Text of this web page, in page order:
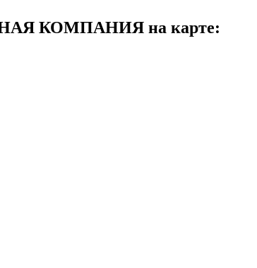
КОМПАНИЯ на карте: